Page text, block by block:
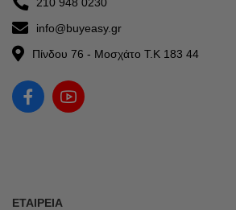
info@buyeasy.gr
Πίνδου 76 - Μοσχάτο Τ.Κ 183 44
ΕΤΑΙΡΕΊΑ